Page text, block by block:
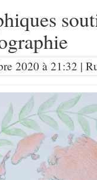
2020 à 21:32 |